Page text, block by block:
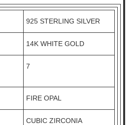
925 STERLING SILVER
14K WHITE GOLD
7
FIRE OPAL
CUBIC ZIRCONIA